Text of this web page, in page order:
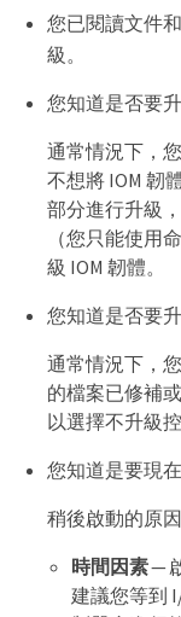
您已閱讀文件和
級。
您知道是否要升
通常情況下，
不想將 IOM 韌
部分進行升級
（您只能使用
級 IOM 韌體。
您知道是否要升
通常情況下，
的檔案已修補
以選擇不升級控
您知道是要現
稍後啟動的原
時間因素—
建議您等到